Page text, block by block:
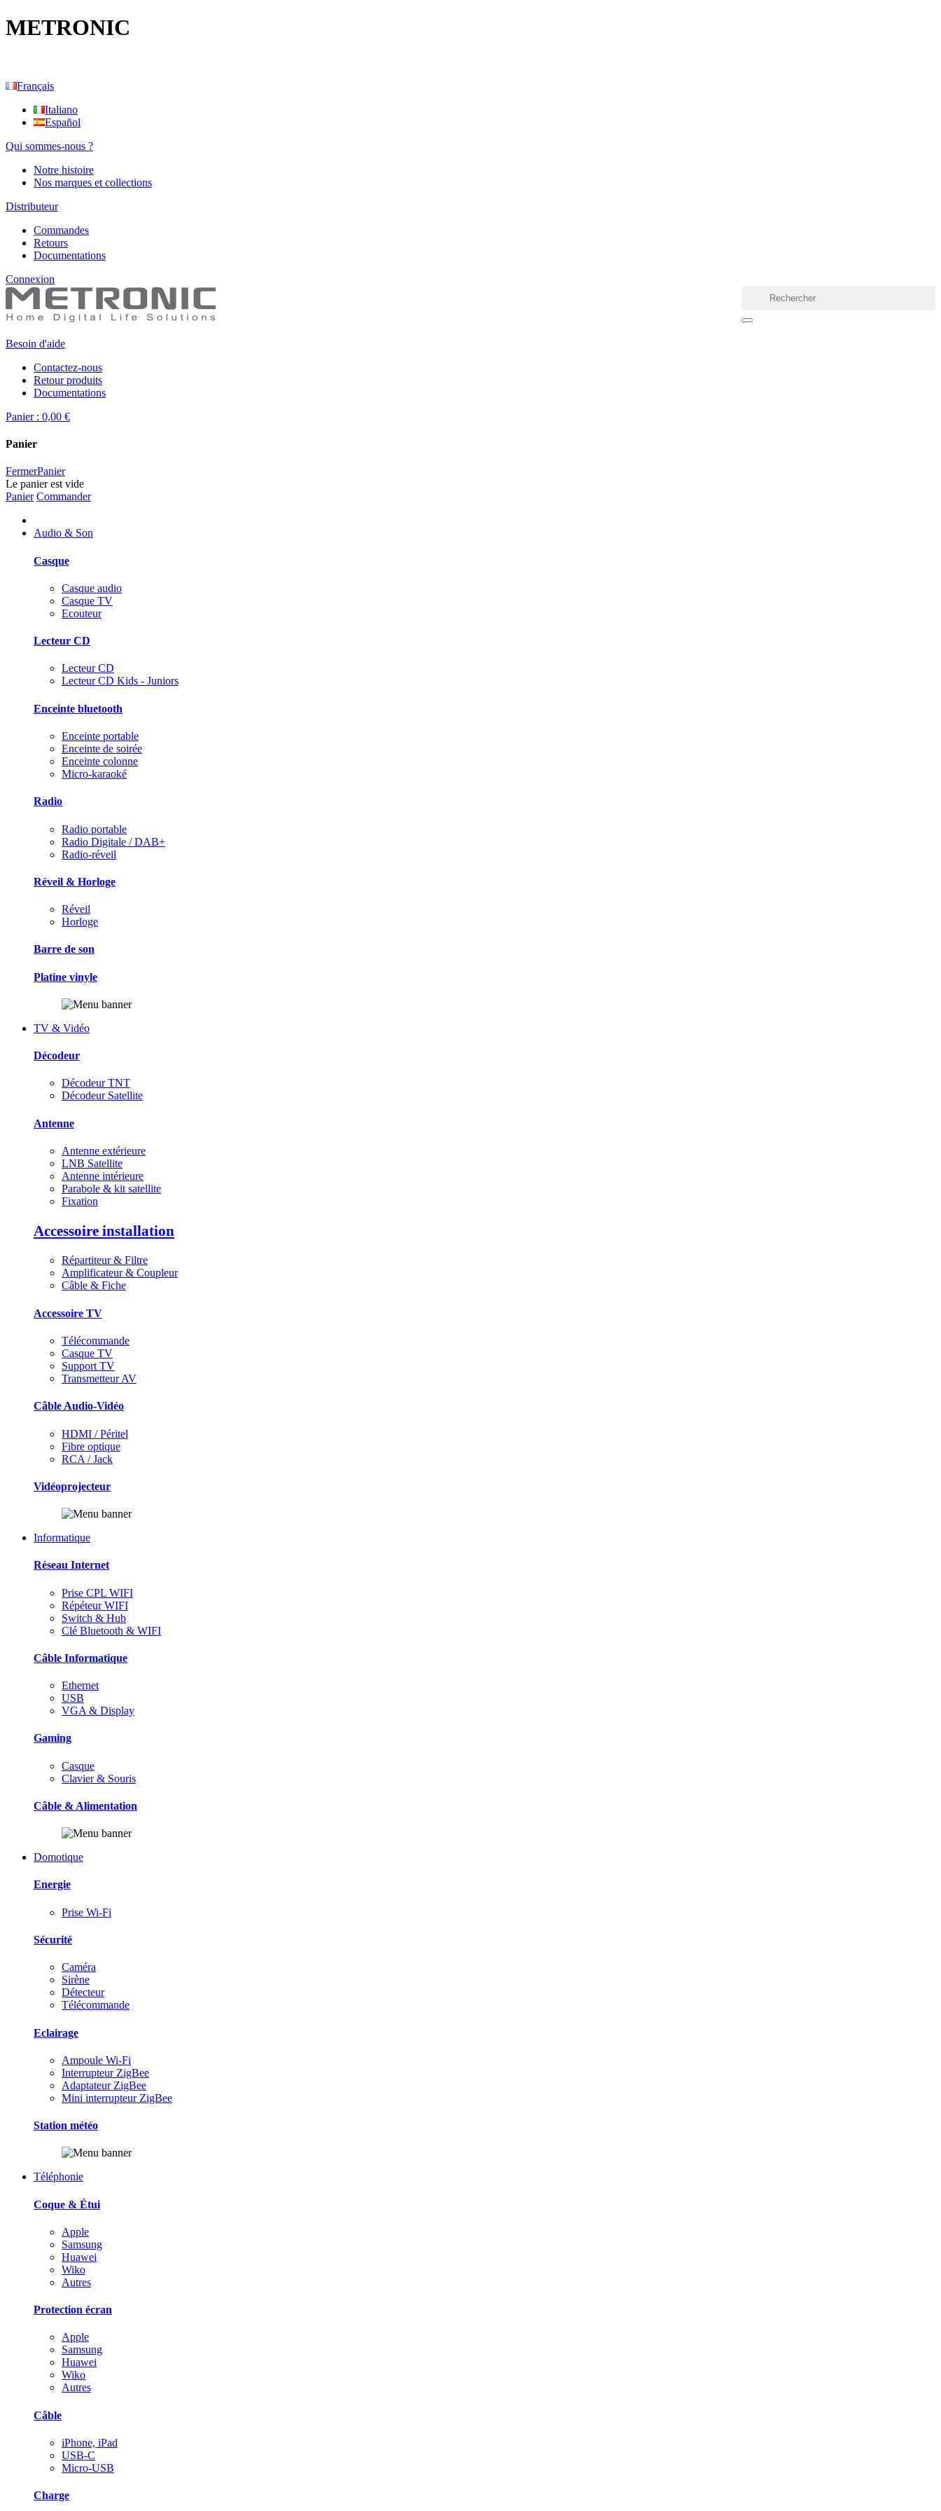
METRONIC
Français
Italiano
Español
Qui sommes-nous ?
Notre histoire
Nos marques et collections
Distributeur
Commandes
Retours
Documentations
Connexion
Besoin d'aide
Contactez-nous
Retour produits
Documentations
Panier : 0,00 €
Panier
FermerPanier
Le panier est vide
Panier Commander
Audio & Son
Casque
Casque audio
Casque TV
Ecouteur
Lecteur CD
Lecteur CD
Lecteur CD Kids - Juniors
Enceinte bluetooth
Enceinte portable
Enceinte de soirée
Enceinte colonne
Micro-karaoké
Radio
Radio portable
Radio Digitale / DAB+
Radio-réveil
Réveil & Horloge
Réveil
Horloge
Barre de son
Platine vinyle
TV & Vidéo
Décodeur
Décodeur TNT
Décodeur Satellite
Antenne
Antenne extérieure
LNB Satellite
Antenne intérieure
Parabole & kit satellite
Fixation
Accessoire installation
Répartiteur & Filtre
Amplificateur & Coupleur
Câble & Fiche
Accessoire TV
Télécommande
Casque TV
Support TV
Transmetteur AV
Câble Audio-Vidéo
HDMI / Péritel
Fibre optique
RCA / Jack
Vidéoprojecteur
Informatique
Réseau Internet
Prise CPL WIFI
Répéteur WIFI
Switch & Hub
Clé Bluetooth & WIFI
Câble Informatique
Ethernet
USB
VGA & Display
Gaming
Casque
Clavier & Souris
Câble & Alimentation
Domotique
Energie
Prise Wi-Fi
Sécurité
Caméra
Sirène
Détecteur
Télécommande
Eclairage
Ampoule Wi-Fi
Interrupteur ZigBee
Adaptateur ZigBee
Mini interrupteur ZigBee
Station météo
Téléphonie
Coque & Étui
Apple
Samsung
Huawei
Wiko
Autres
Protection écran
Apple
Samsung
Huawei
Wiko
Autres
Câble
iPhone, iPad
USB-C
Micro-USB
Charge